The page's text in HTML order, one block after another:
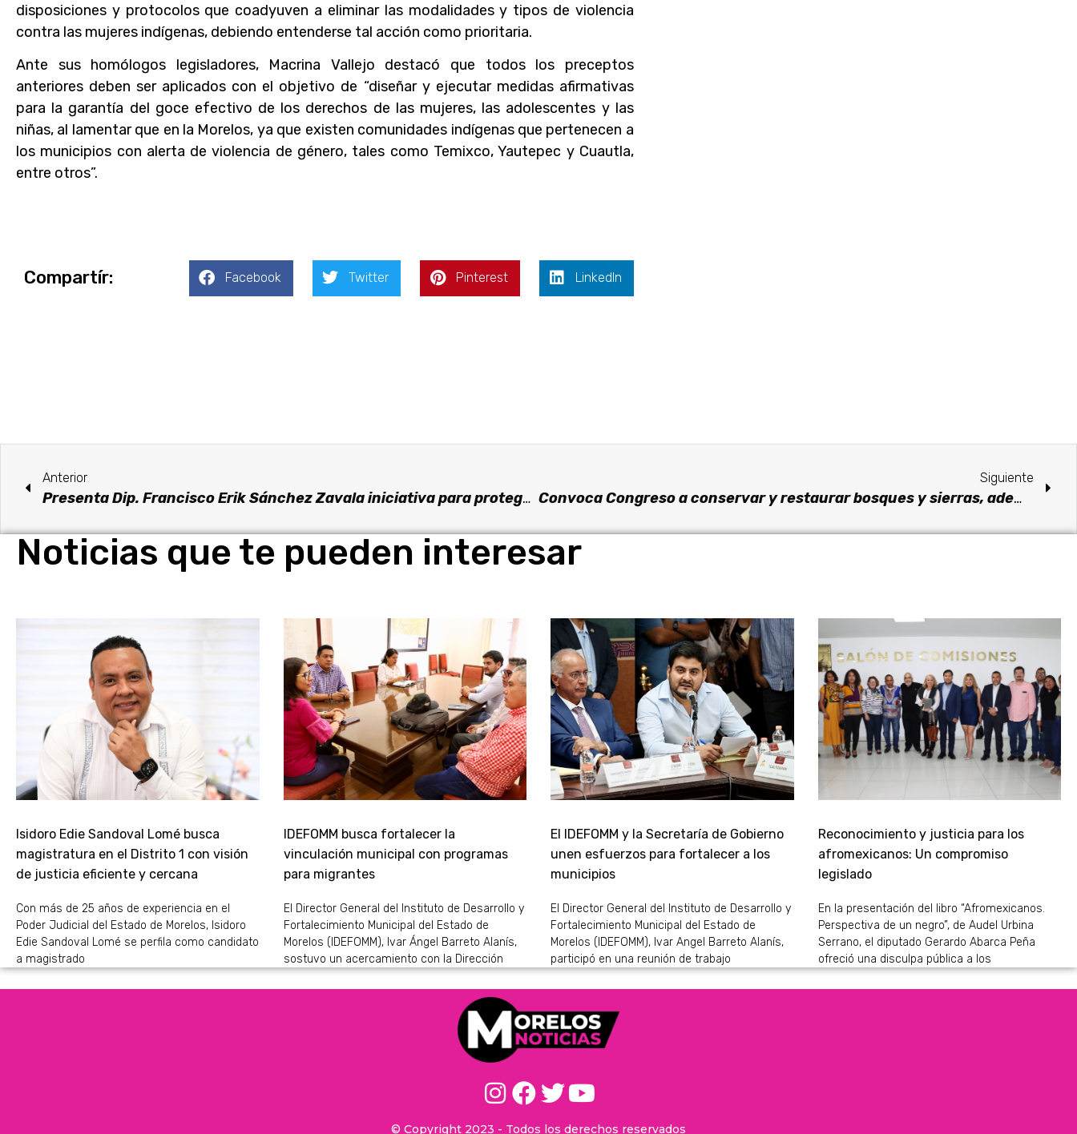
disposiciones y protocolos que coadyuven a eliminar las modalidades y tipos de violencia
contra las mujeres indígenas, debiendo entenderse tal acción como prioritaria.
Ante sus homólogos legisladores, Macrina Vallejo destacó que todos los preceptos
anteriores deben ser aplicados con el objetivo de “diseñar y ejecutar medidas afirmativas
para la garantía del goce efectivo de los derechos de las mujeres, las adolescentes y las
niñas, al lamentar que en la Morelos, ya que existen comunidades indígenas que pertenecen a
los municipios con alerta de violencia de género, tales como Temixco, Yautepec y Cuautla,
entre otros”.
Compartír: Facebook Twitter Pinterest LinkedIn
Anterior
Presenta Dip. Francisco Erik Sánchez Zavala iniciativa para proteger a la niñez que vive en centros penitenciarios
Siguiente
Convoca Congreso a conservar y restaurar bosques y sierras, además de hacerlas productivas
Noticias que te pueden interesar
Isidoro Edie Sandoval Lomé busca
magistratura en el Distrito 1 con visión
de justicia eficiente y cercana
Con más de 25 años de experiencia en el
Poder Judicial del Estado de Morelos, Isidoro
Edie Sandoval Lomé se perfila como candidato
a magistrado
IDEFOMM busca fortalecer la
vinculación municipal con programas
para migrantes
El Director General del Instituto de Desarrollo y
Fortalecimiento Municipal del Estado de
Morelos (IDEFOMM), Ivar Ángel Barreto Alanís,
sostuvo un acercamiento con la Dirección
El IDEFOMM y la Secretaría de Gobierno
unen esfuerzos para fortalecer a los
municipios
El Director General del Instituto de Desarrollo y
Fortalecimiento Municipal del Estado de
Morelos (IDEFOMM), Ivar Angel Barreto Alanís,
participó en una reunión de trabajo
Reconocimiento y justicia para los
afromexicanos: Un compromiso
legislado
En la presentación del libro “Afromexicanos.
Perspectiva de un negro”, de Audel Urbina
Serrano, el diputado Gerardo Abarca Peña
ofreció una disculpa pública a los
© Copyright 2023 - Todos los derechos reservados